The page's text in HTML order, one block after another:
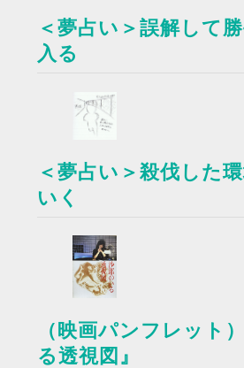
＜夢占い＞誤解して
入る
＜夢占い＞殺伐した
いく
（映画パンフレット
る透視図』